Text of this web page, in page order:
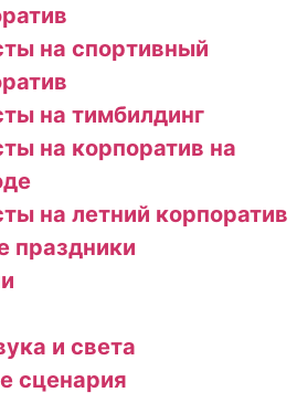
на спортивный
на тимбилдинг
на корпоратив на
на летний корпоратив
праздники
и света
сценария